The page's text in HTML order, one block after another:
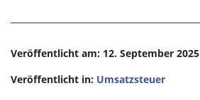
Veröffentlicht am: 12. September 2025
Veröffentlicht in: Umsatzsteuer